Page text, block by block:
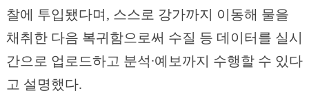
찰에 투입됐다며, 스스로 강가까지 이동해 물을
채취한 다음 복귀함으로써 수질 등 데이터를 실시
간으로 업로드하고 분석∙예보까지 수행할 수 있다
고 설명했다.